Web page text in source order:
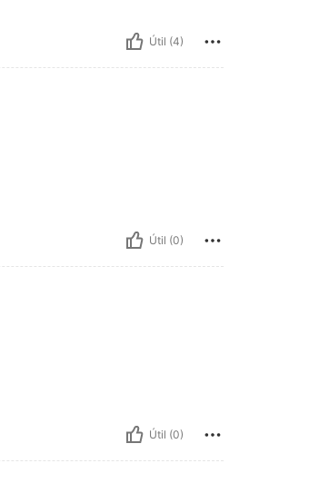
Útil (4)
Útil (0)
Útil (0)